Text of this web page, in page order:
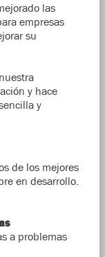
las
empresas
su
y hace
y
de los mejores
en desarrollo.
a problemas